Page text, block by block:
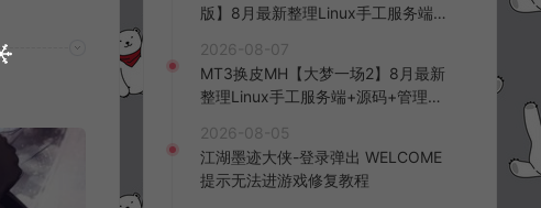
版】8月最新整理Linux手工服务端
客户端+详细搭建教程+视频教程
2026-08-07
MT3换皮MH【大梦一场2】8月最新
整理Linux手工服务端+源码+管理后
频教程
2026-08-05
江湖墨迹大侠-登录弹出 WELCOME
提示无法进游戏修复教程